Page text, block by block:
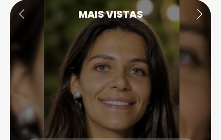
MAIS VISTAS